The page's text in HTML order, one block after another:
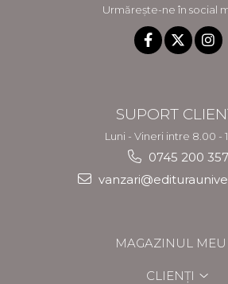
Urmărește-ne în social
SUPORT
Luni - Vineri intre 8.00 -
0745 200 357
MAGAZINUL MEU
CLIENȚI